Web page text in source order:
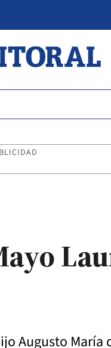
Augusto